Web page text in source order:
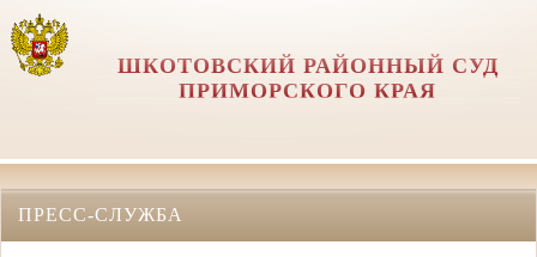
ШКОТОВСКИЙ РАЙОННЫЙ СУД
ПРИМОРСКОГО КРАЯ
ПРЕСС-СЛУЖБА